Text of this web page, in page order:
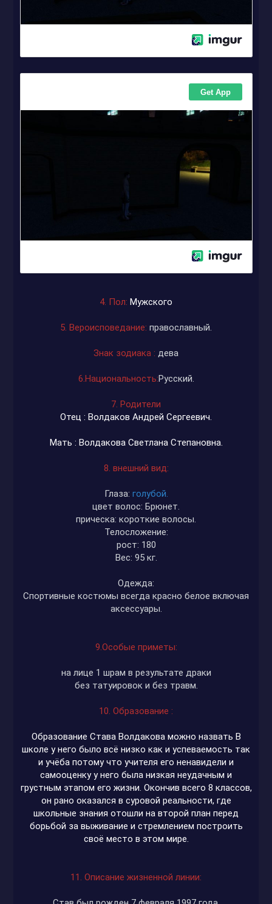
4. Пол: Мужского
5. Вероисповедание: православный.
Знак зодиака : дева
6.Национальность:Русский.
7. Родители
Отец : Волдаков Андрей Сергеевич.
Мать : Волдакова Светлана Степановна.
8. внешний вид:
Глаза: голубой.
цвет волос: Брюнет.
прическа: короткие волосы.
Телосложение:
рост: 180
Вес: 95 кг.
Одежда:
Спортивные костюмы всегда красно белое включая
аксессуары.
9.Особые приметы:
на лице 1 шрам в результате драки
без татуировок и без травм.
10. Образование :
Образование Става Волдакова можно назвать В
школе у него было всё низко как и успеваемость так
и учёба потому что учителя его ненавидели и
самооценку у него была низкая неудачным и
грустным этапом его жизни. Окончив всего 8 классов,
он рано оказался в суровой реальности, где
школьные знания отошли на второй план перед
борьбой за выживание и стремлением построить
своё место в этом мире.
11. Описание жизненной линии: